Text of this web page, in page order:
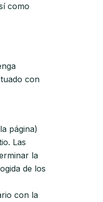
como
con
página)
Las
la
de los
con la